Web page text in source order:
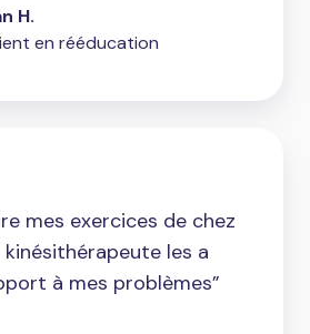
H.
en rééducation
mes exercices de chez
les a
à mes problèmes”